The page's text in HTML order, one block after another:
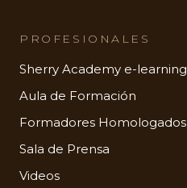
PROFESIONALES
Sherry Academy e-learning
Aula de Formación
Formadores Homologados
Sala de Prensa
Videos